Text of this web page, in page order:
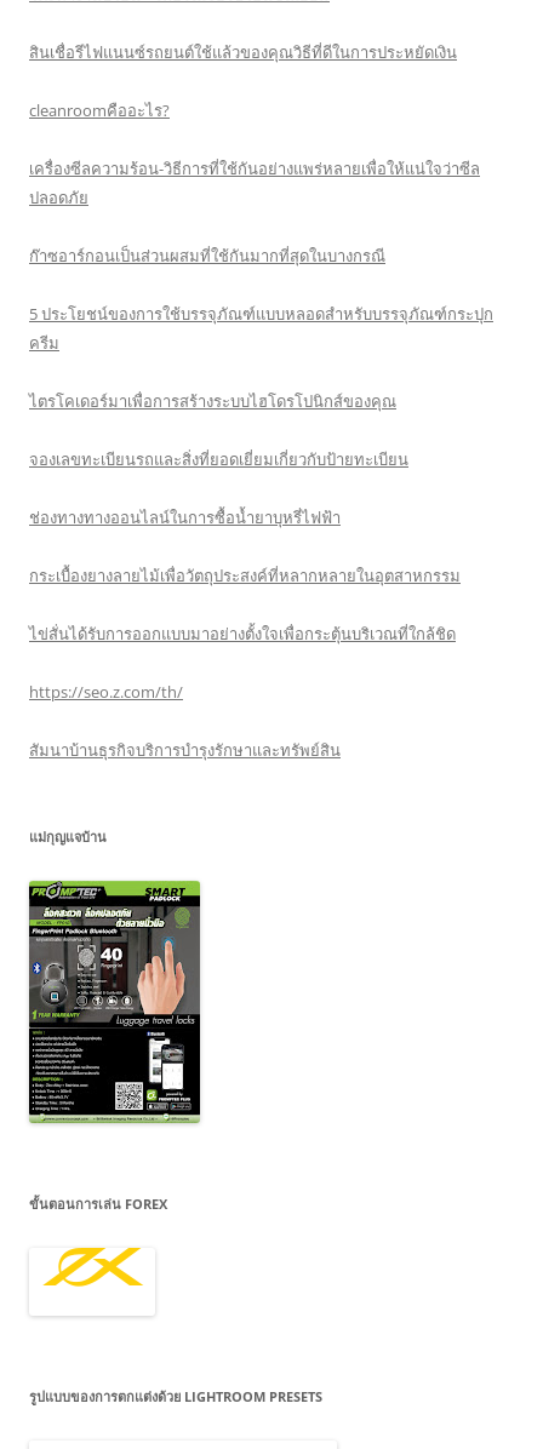
สินเชื่อรีไฟแนนซ์รถยนต์ใช้แล้วของคุณวิธีที่ดีในการประหยัดเงิน
cleanroomคืออะไร?
เครื่องซีลความร้อน-วิธีการที่ใช้กันอย่างแพร่หลายเพื่อให้แน่ใจว่าซีล
ปลอดภัย
ก๊าซอาร์กอนเป็นส่วนผสมที่ใช้กันมากที่สุดในบางกรณี
5 ประโยชน์ของการใช้บรรจุภัณฑ์แบบหลอดสำหรับบรรจุภัณฑ์กระปุก
ครีม
ไตรโคเดอร์มาเพื่อการสร้างระบบไฮโดรโปนิกส์ของคุณ
จองเลขทะเบียนรถและสิ่งที่ยอดเยี่ยมเกี่ยวกับป้ายทะเบียน
ช่องทางทางออนไลน์ในการซื้อน้ำยาบุหรี่ไฟฟ้า
กระเบื้องยางลายไม้เพื่อวัตถุประสงค์ที่หลากหลายในอุตสาหกรรม
ไข่สั่นได้รับการออกแบบมาอย่างตั้งใจเพื่อกระตุ้นบริเวณที่ใกล้ชิด
https://seo.z.com/th/
สัมนาบ้านธุรกิจบริการบำรุงรักษาและทรัพย์สิน
แม่กุญแจบ้าน
ขั้นตอนการเล่น FOREX
รูปแบบของการตกแต่งด้วย LIGHTROOM PRESETS